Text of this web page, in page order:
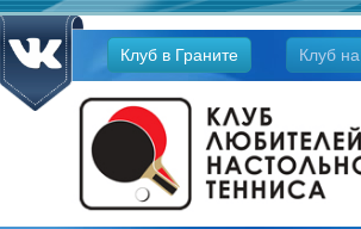
Клуб
Клуб в Граните